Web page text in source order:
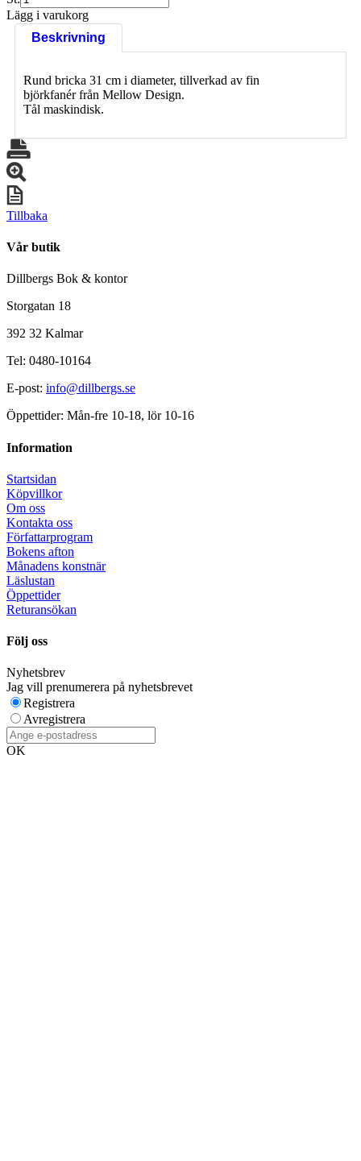
Lägg i varukorg
Beskrivning
Rund bricka 31 cm i diameter, tillverkad av fin
björkfanér från Mellow Design.
Tål maskindisk.
Tillbaka
Vår butik
Dillbergs Bok & kontor
Storgatan 18
392 32 Kalmar
Tel: 0480-10164
E-post: info@dillbergs.se
Öppettider: Mån-fre 10-18, lör 10-16
Information
Startsidan
Köpvillkor
Om oss
Kontakta oss
Författarprogram
Bokens afton
Månadens konstnär
Läslustan
Öppettider
Returansökan
Följ oss
Nyhetsbrev
Jag vill prenumerera på nyhetsbrevet
Registrera
Avregistrera
OK